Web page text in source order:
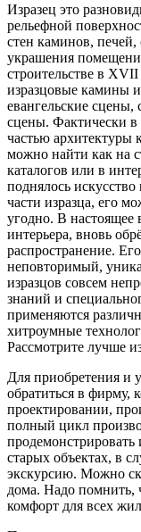
Изразец это
рельефной
стен каминов,
украшения
строительстве в
изразцовые камины
евангельские
сцены. Фактически в
частью архитектуры
можно найти как на
каталогов или в
поднялось
части изразца, его
угодно. В настоящее
интерьера, вновь
распространение.
неповторимый,
изразцов совсем
знаний и
применяются
хитроумные
Рассмотрите лучше
Для приобретения и
обратиться в фирму,
проектировании,
полный цикл
старых объектах, в
экскурсию. Можно
дома. Надо помнить,
комфорт для всех